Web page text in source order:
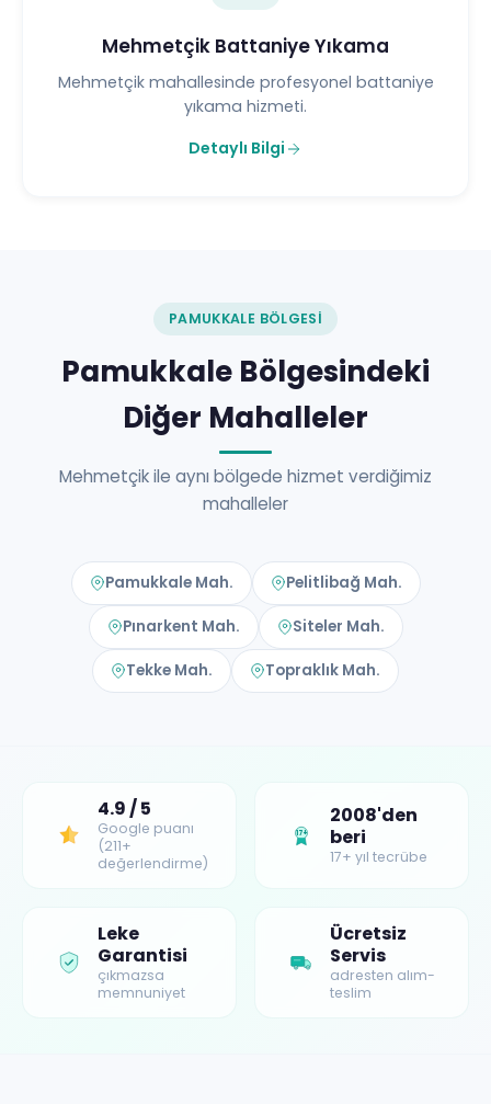
Mehmetçik Battaniye Yıkama
Mehmetçik mahallesinde profesyonel battaniye
yıkama hizmeti.
Detaylı Bilgi
PAMUKKALE BÖLGESI
Pamukkale Bölgesindeki
Diğer Mahalleler
Mehmetçik ile aynı bölgede hizmet verdiğimiz
mahalleler
Pamukkale Mah. Pelitlibağ Mah.
Pınarkent Mah. Siteler Mah.
Tekke Mah. Topraklık Mah.
4.9 / 5
Google puanı
(211+
değerlendirme)
17+
2008'den
beri
17+ yıl tecrübe
Leke
Garantisi
çıkmazsa
memnuniyet
Ücretsiz
Servis
adresten alım-
teslim